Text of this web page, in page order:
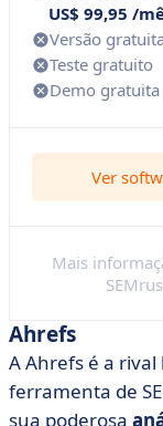
US$ 99,95 /
Versão
Teste gratuito
Demo gratuita
Ver
Mais
Ahrefs
A Ahrefs é a rival
ferramenta de
sua poderosa